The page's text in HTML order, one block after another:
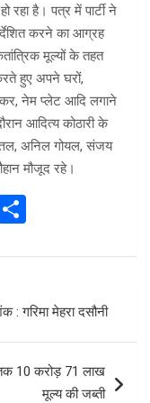
रहा है। पत्र में पार्टी ने
करने का आग्रह
मूल्यों के तहत
हुए अपने घरों,
नेम प्लेट आदि लगाने
आदित्य कोठारी के
अनिल गोयल, संजय
मौजूद रहे।
ar
e
: गरिमा मेहरा दसौनी
10 करोड़ 71 लाख
मूल्य की जब्ती